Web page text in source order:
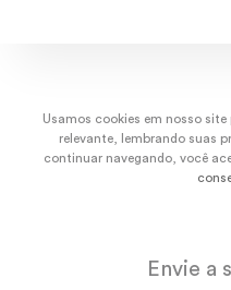
Usamos cookies em nosso
relevante, lembrando suas
continuar navegando, você
Envie a